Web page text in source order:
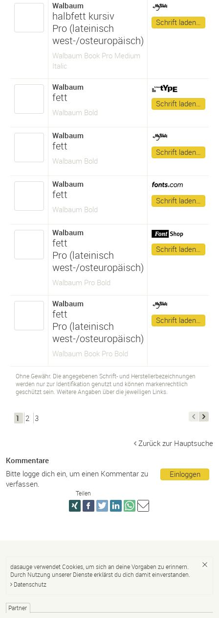
Walbaum
halbfett kursiv
Pro (lateinisch
west-/osteuropäisch)
Walbaum Book Pro Medium
Italic
Schrift laden…
Walbaum
fett
Walbaum Bold
Schrift laden…
Walbaum
fett
Walbaum Bold
Schrift laden…
Walbaum
fett
Walbaum Bold
Schrift laden…
Walbaum
fett
Pro (lateinisch
west-/osteuropäisch)
Walbaum Pro Bold
Schrift laden…
Walbaum
fett
Pro (lateinisch
west-/osteuropäisch)
Walbaum Book Pro Bold
Schrift laden…
Ohne Gewähr. Die angegebenen Schrift- und Herstellerbezeichnungen
werden nur zur Identifikation genutzt und können markenrechtlich
geschützt sein. Weitere Angaben über die jeweiligen Links.
1 2 3
Zurück zur Hauptsuche
Kommentare
Einloggen
Bitte logge dich ein, um einen Kommentar zu
verfassen.
Teilen
dasauge verwendet Cookies, um sich an deine Vorgaben zu erinnern.
Durch Nutzung unserer Dienste erklärst du dich damit einverstanden.
Datenschutz
Partner